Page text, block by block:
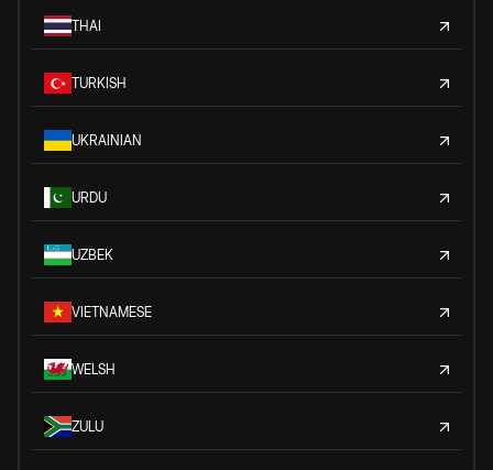
THAI
TURKISH
UKRAINIAN
URDU
UZBEK
VIETNAMESE
WELSH
ZULU